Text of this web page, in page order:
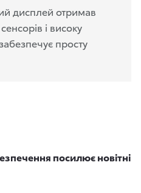
дисплей отримав
і високу
просту
посилює новітні